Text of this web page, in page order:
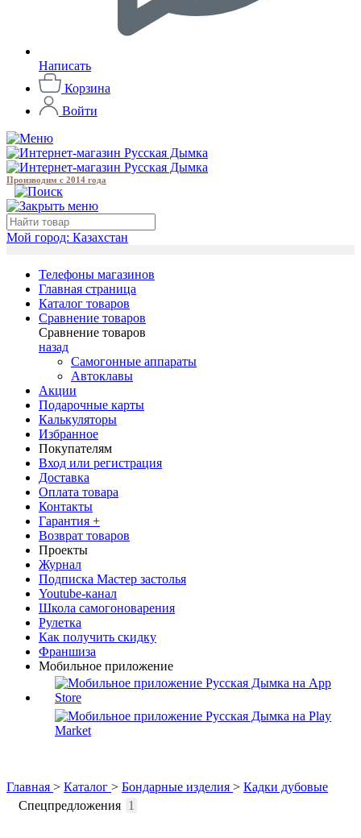
Написать
Корзина
Войти
Производим с 2014 года
Мой город: Казахстан
Телефоны магазинов
Главная страница
Каталог товаров
Сравнение товаров
Сравнение товаров
назад
Самогонные аппараты
Автоклавы
Акции
Подарочные карты
Калькуляторы
Избранное
Покупателям
Вход или регистрация
Доставка
Оплата товара
Контакты
Гарантия +
Возврат товаров
Проекты
Журнал
Подписка Мастер застолья
Youtube-канал
Школа самогоноварения
Рулетка
Как получить скидку
Франшиза
Мобильное приложение
Главная > Каталог > Бондарные изделия > Кадки дубовые
Спецпредложения 1